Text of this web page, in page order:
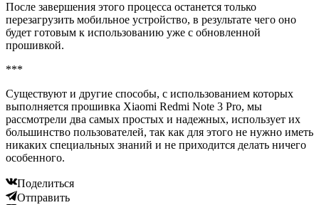
После завершения этого процесса останется только
перезагрузить мобильное устройство, в результате чего оно
будет готовым к использованию уже с обновленной
прошивкой.
***
Существуют и другие способы, с использованием которых
выполняется прошивка Xiaomi Redmi Note 3 Pro, мы
рассмотрели два самых простых и надежных, использует их
большинство пользователей, так как для этого не нужно иметь
никаких специальных знаний и не приходится делать ничего
особенного.
Поделиться
Отправить